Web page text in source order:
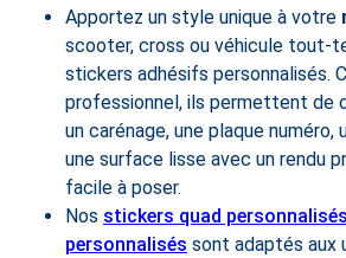
Apportez un style unique à votre
scooter, cross ou véhicule tout-
stickers adhésifs personnalisés.
professionnel, ils permettent de
un carénage, une plaque numéro,
une surface lisse avec un rendu
facile à poser.
Nos stickers quad personnalisés
personnalisés sont adaptés aux